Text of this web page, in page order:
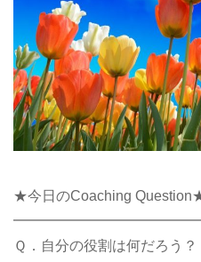
★今日のCoaching
Ｑ．自分の役割は何だろう